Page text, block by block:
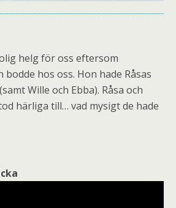
helg för oss eftersom
bodde hos oss. Hon hade Råsas
Wille och Ebba). Råsa och
härliga till… vad mysigt de hade